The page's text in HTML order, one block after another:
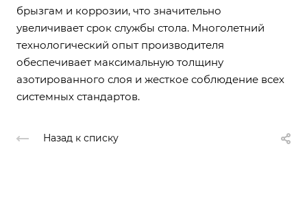
брызгам и коррозии, что значительно
увеличивает срок службы стола. Многолетний
технологический опыт производителя
обеспечивает максимальную толщину
азотированного слоя и жесткое соблюдение всех
системных стандартов.
Назад к списку